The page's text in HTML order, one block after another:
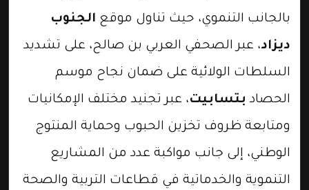
بالجانب التنموي، حيث تناول موقع الجنوب
ديزاد، عبر الصحفي العربي بن صالح، على تشديد
السلطات الولائية على ضمان نجاح موسم
الحصاد بتسابيت، عبر تجنيد مختلف الإمكانيات
ومتابعة ظروف تخزين الحبوب وحماية المنتوج
الوطني، إلى جانب مواكبة عدد من المشاريع
التنموية والخدماتية في قطاعات التربية والصحة